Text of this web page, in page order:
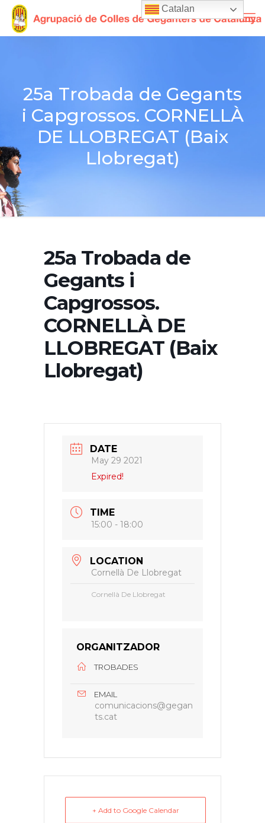
25a Trobada de Gegants
i Capgrossos. CORNELLÀ
DE LLOBREGAT (Baix
Llobregat)
25a Trobada de
Gegants i
Capgrossos.
CORNELLÀ DE
LLOBREGAT (Baix
Llobregat)
DATE
May 29 2021
Expired!
TIME
15:00 - 18:00
LOCATION
Cornellà De Llobregat
Cornellà De Llobregat
ORGANITZADOR
TROBADES
EMAIL
comunicacions@gegan
ts.cat
+ Add to Google Calendar
Catalan